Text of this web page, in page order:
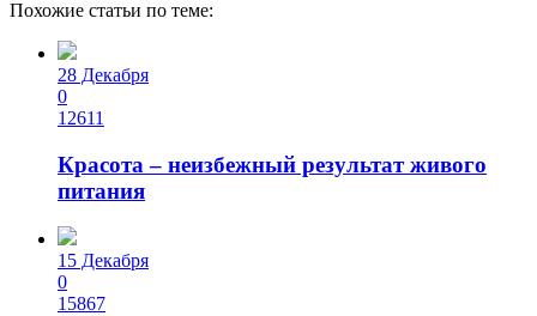
Похожие статьи по теме:
28 Декабря
0
12611
Красота – неизбежный результат живого
питания
15 Декабря
0
15867